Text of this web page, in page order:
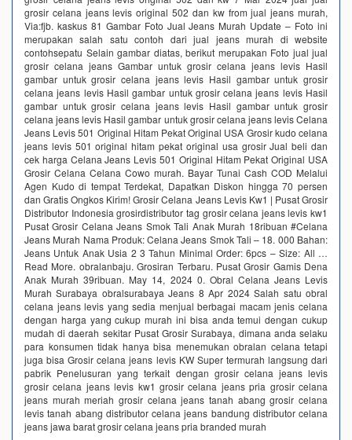
grosir celana jeans levis original 502 dan kw from jual jeans murah,
Via:fjb. kaskus 81 Gambar Foto Jual Jeans Murah Update – Foto ini
merupakan salah satu contoh dari jual jeans murah di website
contohsepatu Selain gambar diatas, berikut merupakan Foto jual jual
grosir celana jeans Gambar untuk grosir celana jeans levis Hasil
gambar untuk grosir celana jeans levis Hasil gambar untuk grosir
celana jeans levis Hasil gambar untuk grosir celana jeans levis Hasil
gambar untuk grosir celana jeans levis Hasil gambar untuk grosir
celana jeans levis Hasil gambar untuk grosir celana jeans levis Celana
Jeans Levis 501 Original Hitam Pekat Original USA Grosir kudo celana
jeans levis 501 original hitam pekat original usa grosir Jual beli dan
cek harga Celana Jeans Levis 501 Original Hitam Pekat Original USA
Grosir Celana Celana Cowo murah. Bayar Tunai Cash COD Melalui
Agen Kudo di tempat Terdekat, Dapatkan Diskon hingga 70 persen
dan Gratis Ongkos Kirim! Grosir Celana Jeans Levis Kw1 | Pusat Grosir
Distributor Indonesia grosirdistributor tag grosir celana jeans levis kw1
Pusat Grosir Celana Jeans Smok Tali Anak Murah 18ribuan #Celana
Jeans Murah Nama Produk: Celana Jeans Smok Tali – 18. 000 Bahan:
Jeans Untuk Anak Usia 2 3 Tahun Minimal Order: 6pcs – Size: All …
Read More. obralanbaju. Grosiran Terbaru. Pusat Grosir Gamis Dena
Anak Murah 39ribuan. May 14, 2024 0. Obral Celana Jeans Levis
Murah Surabaya obralsurabaya Jeans 8 Apr 2024 Salah satu obral
celana jeans levis yang sedia menjual berbagai macam jenis celana
dengan harga yang cukup murah ini bisa anda temui dengan cukup
mudah di daerah sekitar Pusat Grosir Surabaya, dimana anda selaku
para konsumen tidak hanya bisa menemukan obralan celana tetapi
juga bisa Grosir celana jeans levis KW Super termurah langsung dari
pabrik‎ Penelusuran yang terkait dengan grosir celana jeans levis
grosir celana jeans levis kw1 grosir celana jeans pria grosir celana
jeans murah meriah grosir celana jeans tanah abang grosir celana
levis tanah abang distributor celana jeans bandung distributor celana
jeans jawa barat grosir celana jeans pria branded murah